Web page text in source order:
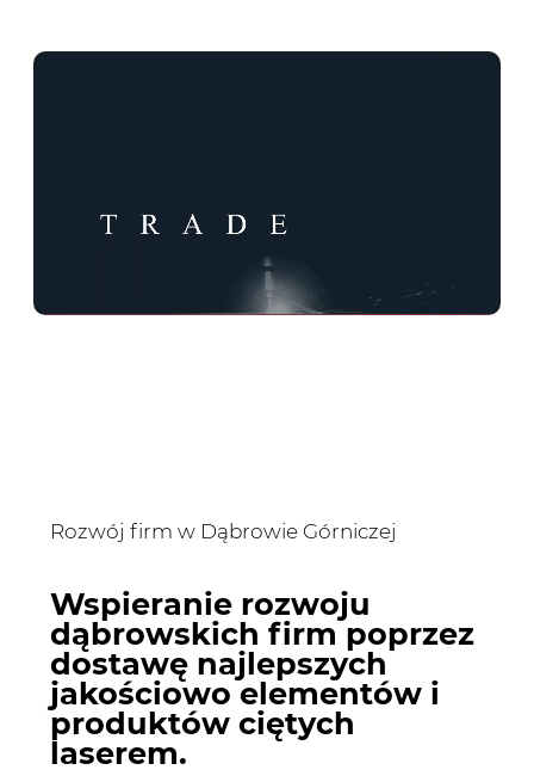
Rozwój firm w Dąbrowie Górniczej
Wspieranie rozwoju
dąbrowskich firm poprzez
dostawę najlepszych
jakościowo elementów i
produktów ciętych
laserem.